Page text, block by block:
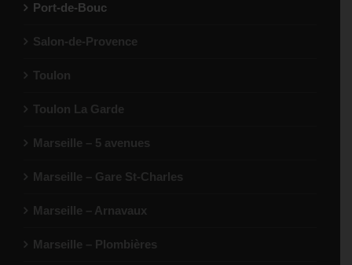
Port-de-Bouc
Salon-de-Provence
Toulon
Toulon La Garde
Marseille – 5 avenues
Marseille – Gare St-Charles
Marseille – Arnavaux
Marseille – Plombières